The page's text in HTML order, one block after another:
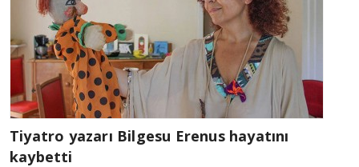
Tiyatro yazarı Bilgesu Erenus hayatını
kaybetti